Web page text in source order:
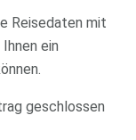
Reisedaten mit
ein
geschlossen